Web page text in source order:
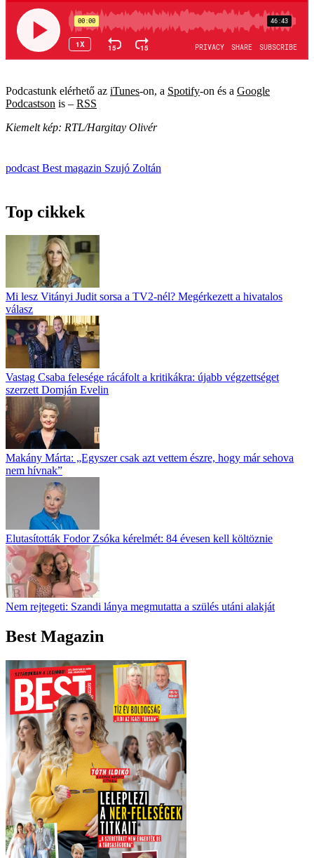
Podcastunk elérhető az iTunes-on, a Spotify-on és a Google
Podcastson is – RSS
Kiemelt kép: RTL/Hargitay Olivér
podcast Best magazin Szujó Zoltán
Top cikkek
Mi lesz Vitányi Judit sorsa a TV2-nél? Megérkezett a hivatalos
válasz
Vastag Csaba felesége rácáfolt a kritikákra: újabb végzettséget
szerzett Domján Evelin
Makány Márta: „Egyszer csak azt vettem észre, hogy már sehova
nem hívnak”
Elutasították Fodor Zsóka kérelmét: 84 évesen kell költöznie
Nem rejtegeti: Szandi lánya megmutatta a szülés utáni alakját
Best Magazin